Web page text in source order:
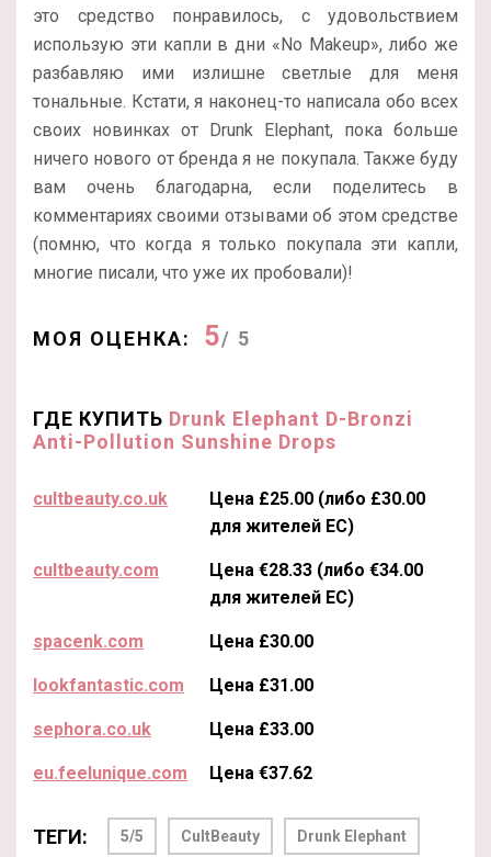
это средство понравилось, с удовольствием
использую эти капли в дни «No Makeup», либо же
разбавляю ими излишне светлые для меня
тональные. Кстати, я наконец-то написала обо всех
своих новинках от Drunk Elephant, пока больше
ничего нового от бренда я не покупала. Также буду
вам очень благодарна, если поделитесь в
комментариях своими отзывами об этом средстве
(помню, что когда я только покупала эти капли,
многие писали, что уже их пробовали)!
МОЯ ОЦЕНКА: 5/ 5
ГДЕ КУПИТЬ Drunk Elephant D-Bronzi
Anti-Pollution Sunshine Drops
cultbeauty.co.uk
Цена £25.00 (либо £30.00
для жителей ЕС)
cultbeauty.com
Цена €28.33 (либо €34.00
для жителей ЕС)
spacenk.com Цена £30.00
lookfantastic.com Цена £31.00
sephora.co.uk Цена £33.00
eu.feelunique.com Цена €37.62
ТЕГИ: 5/5 CultBeauty Drunk Elephant